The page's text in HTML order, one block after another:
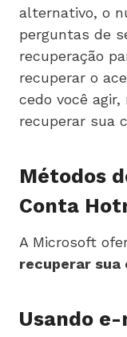
alternativo, o
perguntas de
recuperação
recuperar o
cedo você
recuperar sua
Métodos
Conta
A Microsoft
recuperar
Usando